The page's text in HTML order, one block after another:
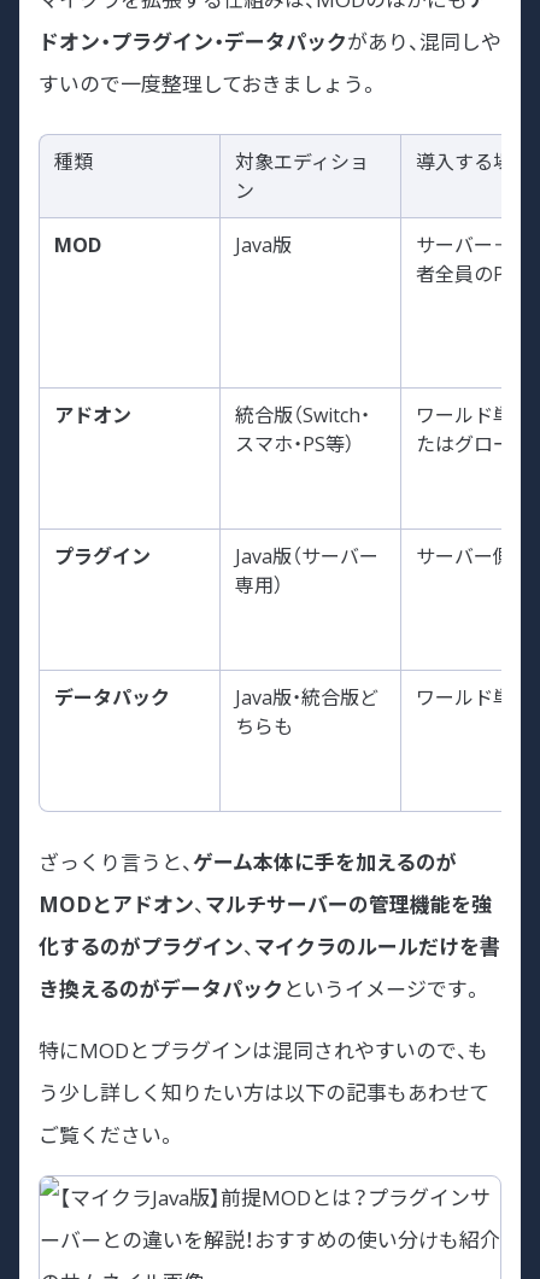
ドオン・プラグイン・データパックがあり、混同しや
すいので一度整理しておきましょう。
種類
対象エディショ
ン
導入する場所
MOD Java版
サーバー＋参
者全員のPC
アドオン
統合版（Switch・
スマホ・PS等）
ワールド単位
たはグローバ
プラグイン
Java版（サーバー
専用）
サーバー側の
データパック
Java版・統合版ど
ちらも
ワールド単位
ざっくり言うと、ゲーム本体に手を加えるのが
MODとアドオン、マルチサーバーの管理機能を強
化するのがプラグイン、マイクラのルールだけを書
き換えるのがデータパック というイメージです。
特にMODとプラグインは混同されやすいので、も
う少し詳しく知りたい方は以下の記事もあわせて
ご覧ください。